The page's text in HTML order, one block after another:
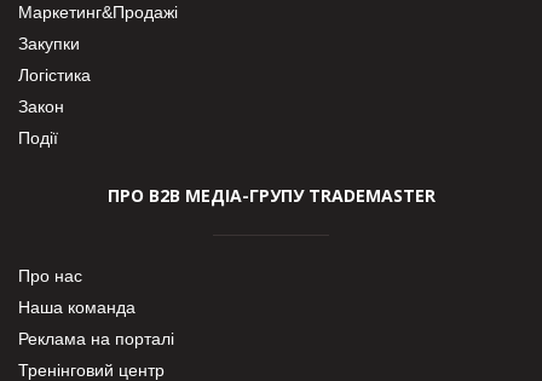
Маркетинг&Продажі
Закупки
Логістика
Закон
Події
ПРО В2В МЕДІА-ГРУПУ TRADEMASTER
Про нас
Наша команда
Реклама на порталі
Тренінговий центр